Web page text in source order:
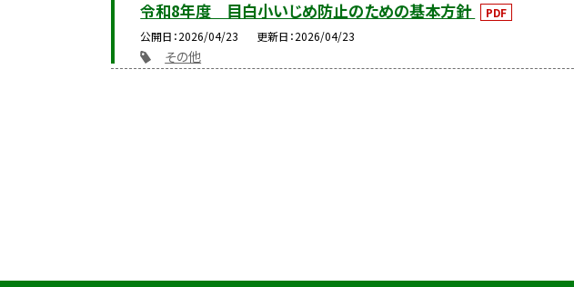
令和8年度 目白小いじめ防止のための基本方針
PDF
公開日 2026/04/23 更新日 2026/04/23
その他